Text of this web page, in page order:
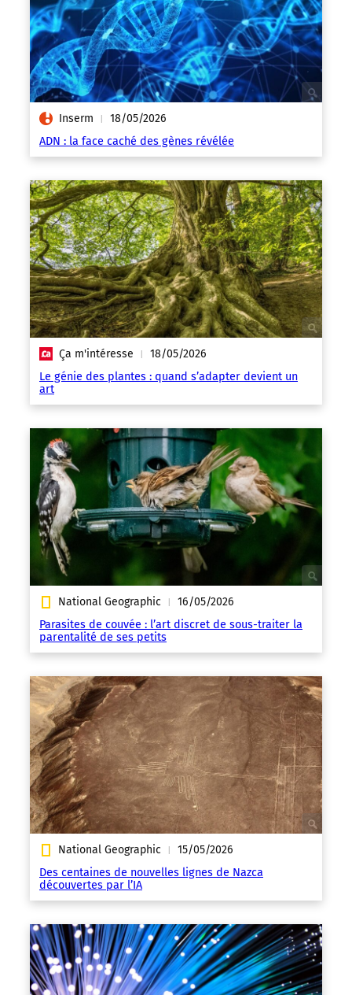
Inserm | 18/05/2026
ADN : la face caché des gènes révélée
Ça m'intéresse | 18/05/2026
Le génie des plantes : quand s’adapter devient un
art
National Geographic | 16/05/2026
Parasites de couvée : l’art discret de sous-traiter la
parentalité de ses petits
National Geographic | 15/05/2026
Des centaines de nouvelles lignes de Nazca
découvertes par l’IA